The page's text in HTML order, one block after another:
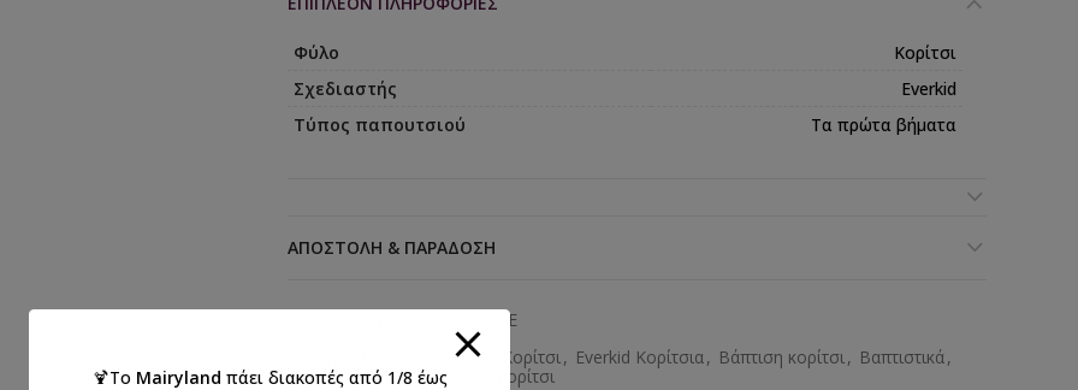
Φύλο
Κορίτσι
Σχεδιαστής
Everkid
Τύπος παπουτσιού
Τα πρώτα βήματα
ΑΠΟΣΤΟΛΉ & ΠΑΡΆΔΟΣΗ
K628E
Everkid 2026 Κορίτσι, Everkid Κορίτσια, Βάπτιση κορίτσι, Βαπτιστικά,
Βαπτιστικά παπούτσια για κορίτσι
🍹Το Mairyland πάει διακοπές από 1/8 έως